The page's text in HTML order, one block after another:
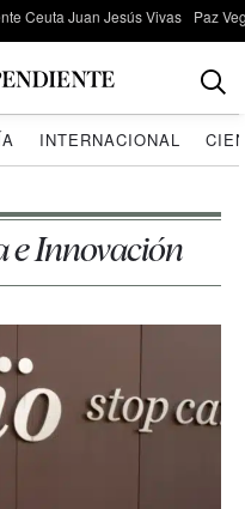
Ceuta Juan Jesús Vivas Paz
INTERNACIONAL
e Innovación